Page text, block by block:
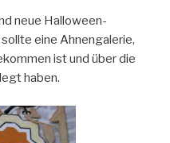
neue Halloween-
eine Ahnengalerie,
ist und über die
haben.